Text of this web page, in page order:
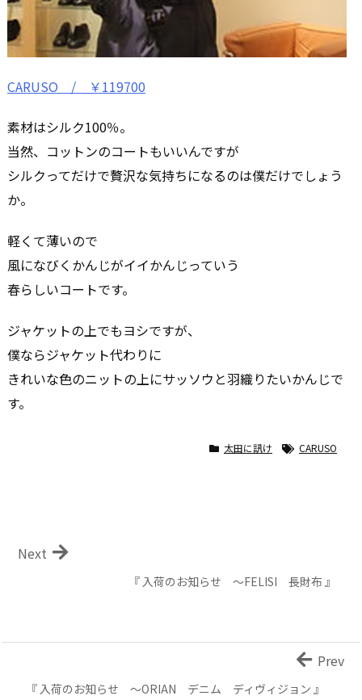
CARUSO / ￥119700
素材はシルク100％。
当然、コットンのコートもいいんですが
シルクってだけで贅沢な気持ちになるのは僕だけでしょう
か。
軽くて薄いので
風になびくかんじがイイかんじっていう
春らしいコートです。
ジャケットの上でもヨシですが、
僕ならジャケット代わりに
きれいな色のニットの上にサッソウと羽織りたいかんじで
す。
太田に訊け CARUSO
『 入荷のお知らせ ～FELISI 長財布 』
Next
『 入荷のお知らせ ～ORIAN デニム ディヴィジョン 』
Prev